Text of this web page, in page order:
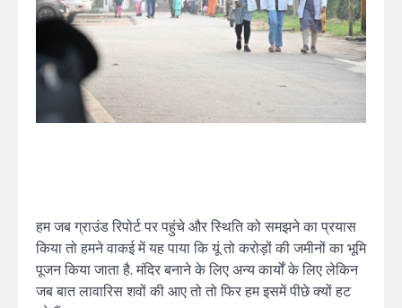
हम जब ग्राउंड रिपोर्ट पर पहुंचे और स्थिति को समझने का प्रयास
किया तो हमने वाकई में यह पाया कि यूं तो करोड़ों की जमीनों का भूमि
पूजन किया जाता है. मंदिर बनाने के लिए अन्य कार्यों के लिए लेकिन
जब बात लावारिस शवों की आए तो तो फिर हम इसमें पीछे क्यों हट